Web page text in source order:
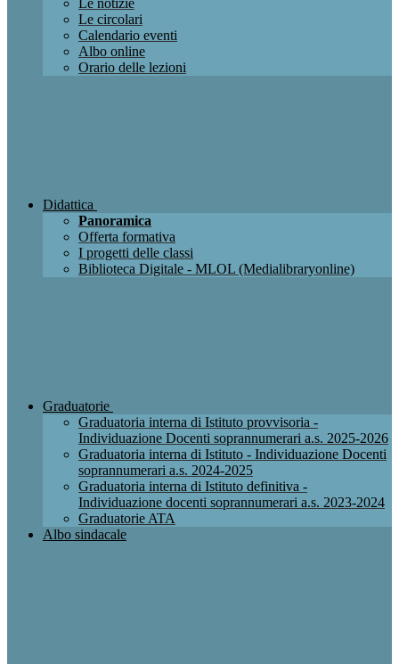
Le notizie
Le circolari
Calendario eventi
Albo online
Orario delle lezioni
Didattica
Panoramica
Offerta formativa
I progetti delle classi
Biblioteca Digitale - MLOL (Medialibraryonline)
Graduatorie
Graduatoria interna di Istituto provvisoria -
Individuazione Docenti soprannumerari a.s. 2025-2026
Graduatoria interna di Istituto - Individuazione Docenti
soprannumerari a.s. 2024-2025
Graduatoria interna di Istituto definitiva -
Individuazione docenti soprannumerari a.s. 2023-2024
Graduatorie ATA
Albo sindacale